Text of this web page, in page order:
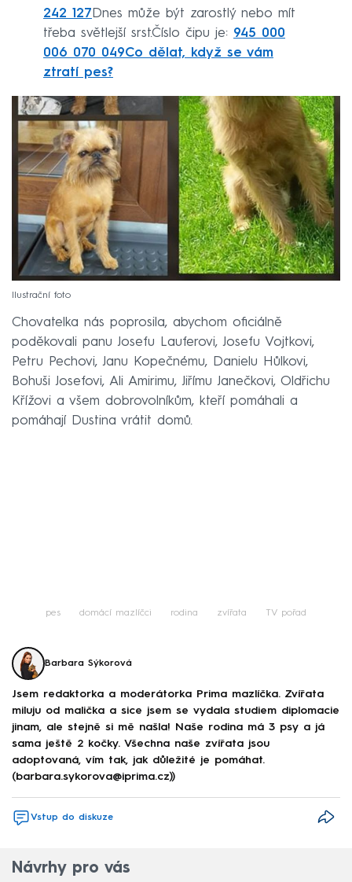
242 127 Dnes může být zarostlý nebo mít
třeba světlejší srst.Číslo čipu je: 945 000
006 070 049Co dělat, když se vám
ztratí pes?
Ilustrační foto
Chovatelka nás poprosila, abychom oficiálně
poděkovali panu Josefu Lauferovi, Josefu Vojtkovi,
Petru Pechovi, Janu Kopečnému, Danielu Hůlkovi,
Bohuši Josefovi, Ali Amirimu, Jiřímu Janečkovi, Oldřichu
Křížovi a všem dobrovolníkům, kteří pomáhali a
pomáhají Dustina vrátit domů.
pes domácí mazlíčci rodina zvířata TV pořad
Barbara Sýkorová
Jsem redaktorka a moderátorka Prima mazlíčka. Zvířata
miluju od malička a sice jsem se vydala studiem diplomacie
jinam, ale stejně si mě našla! Naše rodina má 3 psy a já
sama ještě 2 kočky. Všechna naše zvířata jsou
adoptovaná, vím tak, jak důležité je pomáhat.
(barbara.sykorova@iprima.cz))
Vstup do diskuze
Návrhy pro vás